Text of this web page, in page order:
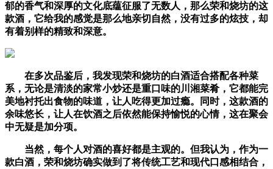
郁的香气和深厚的文化底蕴征服了无数人，那么荣和烧坊的这
款酒，它给我的感觉是那么地亲切自然，没有过多的炫技，却
有着别样的精致和深意。
在多次品鉴后，我发现荣和烧坊的白酒适合搭配各种菜
系，无论是清淡的家常小炒还是重口味的川湘菜肴，它都能完
美地衬托出食物的味道，让人吃得更加过瘾。同时，这款酒的
余味悠长，让人在饮酒之后依然能保持愉悦的心情，这在聚会
中无疑是加分项。
当然，每个人对酒的喜好都是主观的。但我认为，作为一
款白酒，荣和烧坊确实做到了将传统工艺和现代口感相结合，